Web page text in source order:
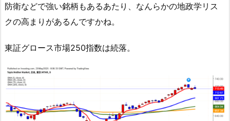
防衛などで強い銘柄もあるあたり、なんらかの地政学リス
クの高まりがあるんですかね。
東証グロース市場250指数は続落。